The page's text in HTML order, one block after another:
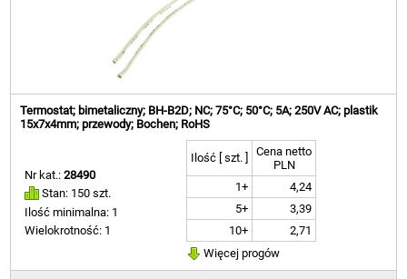
Termostat; bimetaliczny; BH-B2D; NC; 75°C; 50°C; 5A; 250V AC; plastik
15x7x4mm; przewody; Bochen; RoHS
Nr kat.:28490
Stan: 150 szt.
Ilość minimalna: 1
Wielokrotność: 1
Ilość [ szt. ]
Cena netto
PLN
1+
4,24
5+
3,39
10+
2,71
Więcej progów